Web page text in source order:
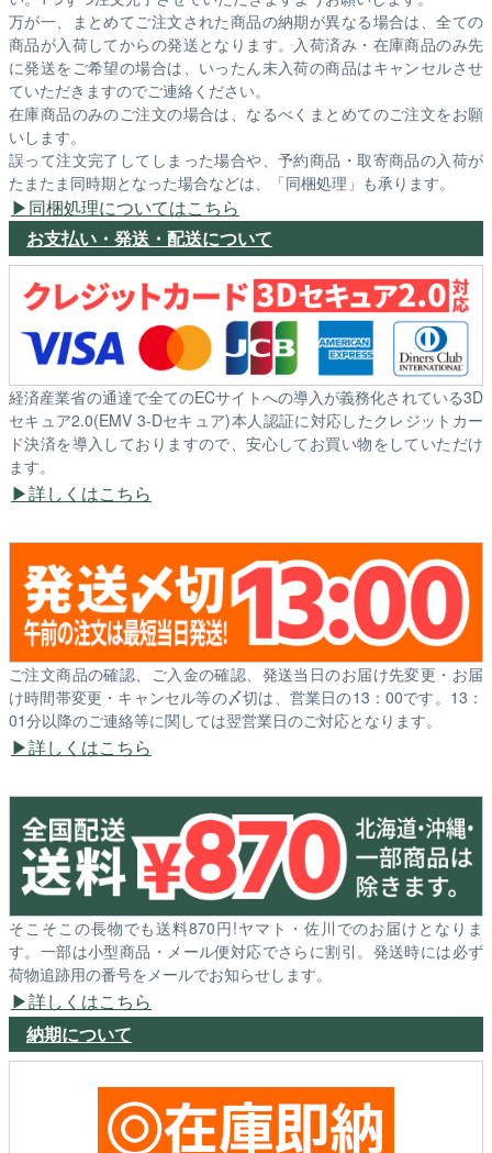
万が一、まとめてご注文された商品の納期が異なる場合は、全ての
商品が入荷してからの発送となります。入荷済み・在庫商品のみ先
に発送をご希望の場合は、いったん未入荷の商品はキャンセルさせ
ていただきますのでご連絡ください。
在庫商品のみのご注文の場合は、なるべくまとめてのご注文をお願
いします。
誤って注文完了してしまった場合や、予約商品・取寄商品の入荷が
たまたま同時期となった場合などは、「同梱処理」も承ります。
同梱処理についてはこちら
お支払い・発送・配送について
経済産業省の通達で全てのECサイトへの導入が義務化されている3D
セキュア2.0(EMV 3-Dセキュア)本人認証に対応したクレジットカー
ド決済を導入しておりますので、安心してお買い物をしていただけ
ます。
詳しくはこちら
ご注文商品の確認、ご入金の確認、発送当日のお届け先変更・お届
け時間帯変更・キャンセル等の〆切は、営業日の13：00です。13：
01分以降のご連絡等に関しては翌営業日のご対応となります。
詳しくはこちら
そこそこの長物でも送料870円!ヤマト・佐川でのお届けとなりま
す。一部は小型商品・メール便対応でさらに割引。発送時には必ず
荷物追跡用の番号をメールでお知らせします。
詳しくはこちら
納期について